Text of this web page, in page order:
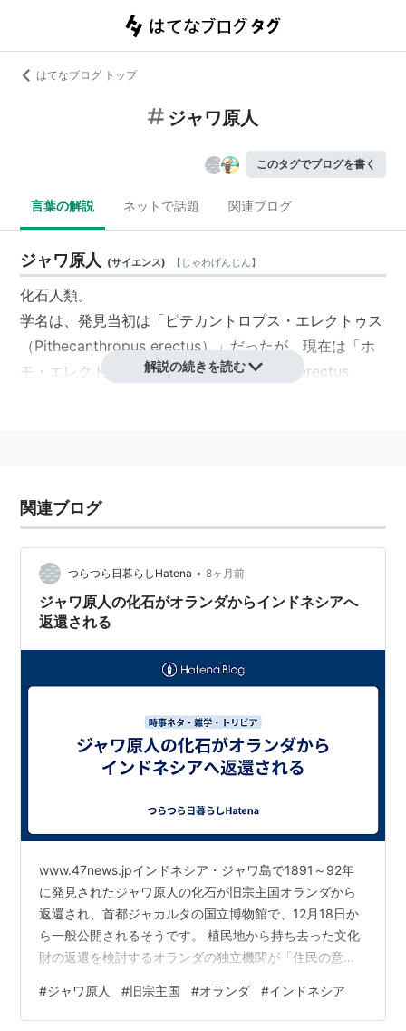
はてなブログ トップ
ジャワ原人
このタグでブログを書く
言葉の解説 ネットで話題 関連ブログ
ジャワ原人 (サイエンス) 【 じゃわげんじん】
化石人類。
学名は、発見当初は「 ピテカントロプス ・エレクトゥス
（Pithecanthropus erectus）」だったが、現在は「ホ
モ・エレクトゥス・エレクトゥス（Homo erectus
し、脳容量は
か)上の骨が隆起する。直立猿人。ジャワ原人。
三省堂提供「大辞林 第二版」より
解説の続きを読む
関連ブログ
つらつら日暮らしHatena • 8ヶ月前
ジャワ原人の化石がオランダからインドネシアへ
返還される
www.47news.jpインドネシア・ジャワ島で1891～92年
に発見されたジャワ原人の化石が旧宗主国オランダから
返還され、首都ジャカルタの国立博物館で、12月18日か
ら一般公開されるそうです。 植民地から持ち去った文化
財の返還を検討するオランダの独立機関が「住民の意思
た」と無条件の返還を勧告したとのこと。 そこで、9月
にはオランダ政府が返還を発表し、インドネシアへ今月
#ジャワ原人 #旧宗主国 #オランダ #インドネシア